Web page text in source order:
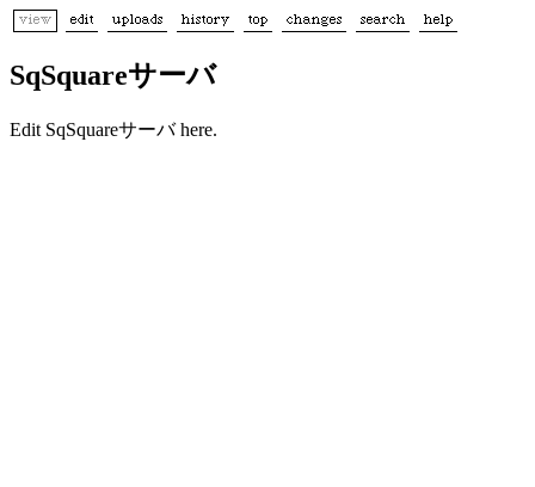
SqSquareサーバ
Edit SqSquareサーバ here.